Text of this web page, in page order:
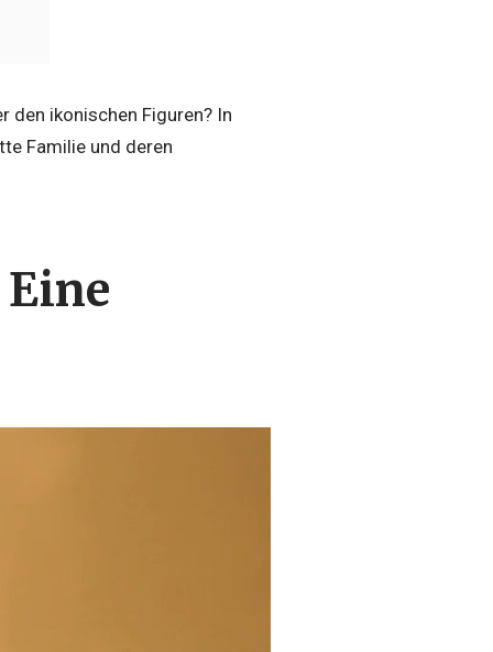
den ikonischen Figuren? In
Familie und deren